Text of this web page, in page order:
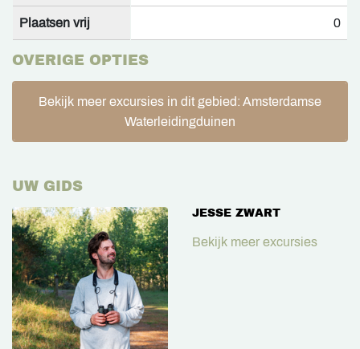
Plaatsen vrij 0
OVERIGE OPTIES
Bekijk meer excursies in dit gebied: Amsterdamse
Waterleidingduinen
UW GIDS
JESSE ZWART
Bekijk meer excursies